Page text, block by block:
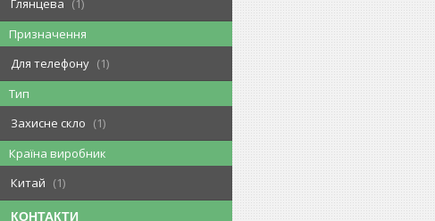
Глянцева
1
Призначення
Для телефону
1
Тип
Захисне скло
1
Країна виробник
Китай
1
КОНТАКТИ